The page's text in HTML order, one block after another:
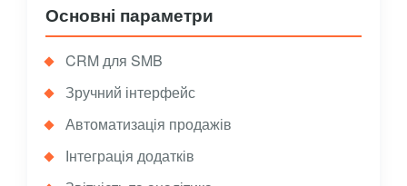
Основні параметри
CRM для SMB
Зручний інтерфейс
Автоматизація продажів
Інтеграція додатків